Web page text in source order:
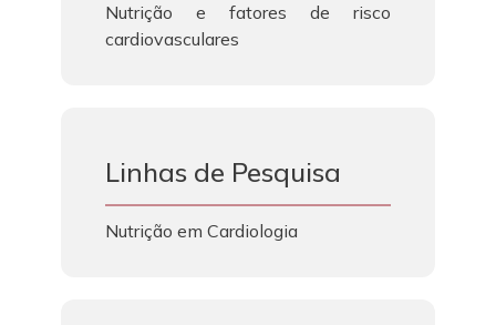
Nutrição e fatores de risco
cardiovasculares
Linhas de Pesquisa
Nutrição em Cardiologia